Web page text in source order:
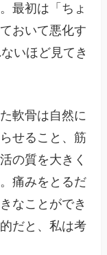
最初は「ちょ
おいて悪化す
いほど見てき
軟骨は自然に
せること、筋
の質を大きく
痛みをとるだ
なことができ
だと、私は考